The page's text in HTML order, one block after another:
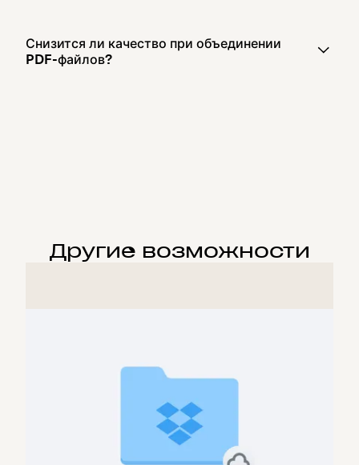
Снизится ли качество при объединении
PDF-файлов?
Другие возможности